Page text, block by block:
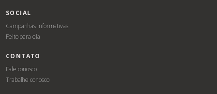
SOCIAL
Campanhas informativas
Feito para ela
CONTATO
Fale conosco
Trabalhe conosco